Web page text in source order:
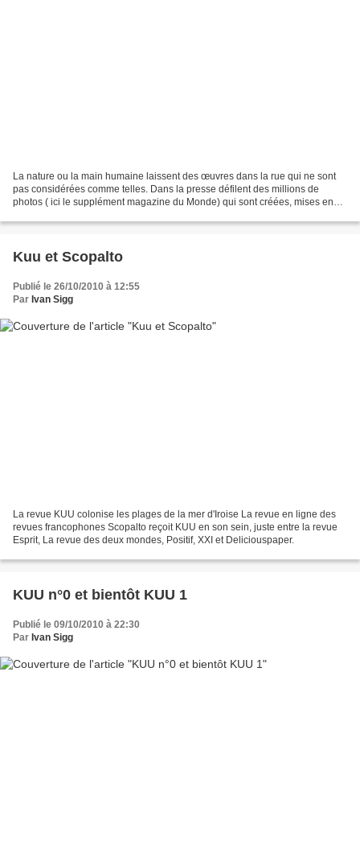
La nature ou la main humaine laissent des œuvres dans la rue qui ne sont
pas considérées comme telles. Dans la presse défilent des millions de
photos ( ici le supplément magazine du Monde) qui sont créées, mises en
Kuu et Scopalto
Publié le 26/10/2010 à 12:55
Par Ivan Sigg
La revue KUU colonise les plages de la mer d'Iroise La revue en ligne des
revues francophones Scopalto reçoit KUU en son sein, juste entre la revue
Esprit, La revue des deux mondes, Positif, XXI et Deliciouspaper.
KUU n°0 et bientôt KUU 1
Publié le 09/10/2010 à 22:30
Par Ivan Sigg